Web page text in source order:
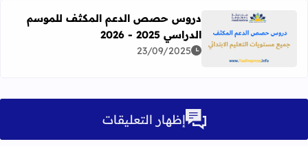
اقرأ المزيد عن دروس حصص الدعم المكثف للموسم الدراسي 2025 -
دروس حصص الدعم المكثف للموسم
الدراسي 2025 - 2026
23/09/2025
إظهار التعليقات